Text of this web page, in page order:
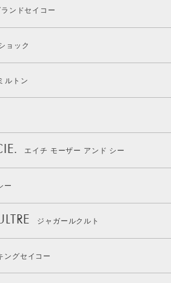
ランドセイコー
ョック
ルトン
エイチ モーザー アンド シー
ー
ジャガールクルト
ングセイコー